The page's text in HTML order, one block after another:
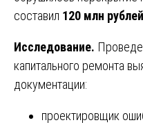
составил 120 млн рублей
Исследование.
капитального ремонта
документации:
проектировщик